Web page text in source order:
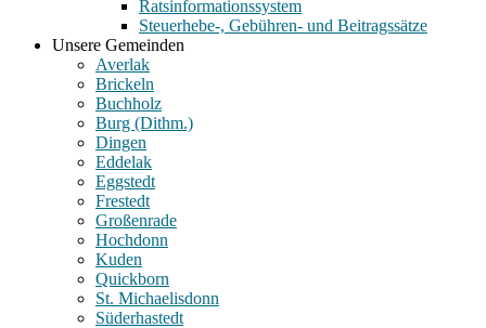
Ratsinformationssystem
Steuerhebe-, Gebühren- und Beitragssätze
Unsere Gemeinden
Averlak
Brickeln
Buchholz
Burg (Dithm.)
Dingen
Eddelak
Eggstedt
Frestedt
Großenrade
Hochdonn
Kuden
Quickborn
St. Michaelisdonn
Süderhastedt